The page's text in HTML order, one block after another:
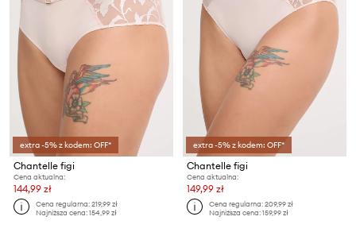
extra -5% z kodem: OFF*
Chantelle figi
Cena aktualna:
144,99 zł
Cena regularna:219,99 zł
Najniższa cena:154,99 zł
extra -5% z kodem: OFF*
Chantelle figi
Cena aktualna:
149,99 zł
Cena regularna:209,99 zł
Najniższa cena:159,99 zł